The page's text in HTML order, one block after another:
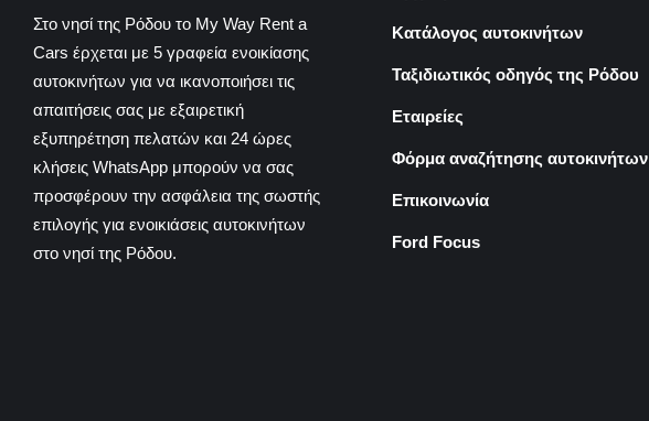
Στο νησί της Ρόδου το My Way Rent a
Cars έρχεται με 5 γραφεία ενοικίασης
αυτοκινήτων για να ικανοποιήσει τις
απαιτήσεις σας με εξαιρετική
εξυπηρέτηση πελατών και 24 ώρες
κλήσεις WhatsApp μπορούν να σας
προσφέρουν την ασφάλεια της σωστής
επιλογής για ενοικιάσεις αυτοκινήτων
στο νησί της Ρόδου.
Κατάλογος αυτοκινήτων
Ταξιδιωτικός οδηγός της Ρόδου
Εταιρείες
Φόρμα αναζήτησης αυτοκινήτων
Επικοινωνία
Ford Focus